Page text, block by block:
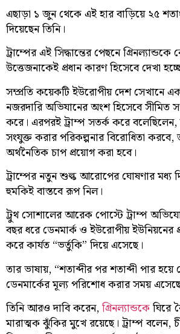
এছাড়া ১ জুন থেকে এই হার বাড়িয়ে ২৫
দিয়েছেন তিনি।
ট্রাম্পের এই সিদ্ধান্তের পেছনে
উত্তেজনাকেই প্রধান কারণ হিসেবে দেখা
সম্প্রতি কয়েকটি ইউরোপীয় দেশ সেখানে
নজরদারি অভিযানের অংশ হিসেবে সীমিত
করে। এরপরই ট্রাম্প সতর্ক করে বলেছিলেন,
সংযুক্ত করার পরিকল্পনার বিরোধিতা
অর্থনৈতিক চাপ প্রয়োগ করা হবে।
ট্রাম্পের নতুন শুল্ক আরোপের ঘোষণার মধ্য
হুমকিই বাস্তবে রূপ নিল।
ট্রুথ সোশালের আরেক পোস্টে ট্রাম্প
বছর ধরে ডেনমার্ক ও ইউরোপীয় ইউনিয়নের
করে কার্যত “ভর্তুকি” দিয়ে এসেছে।
তার ভাষায়, “শতাব্দীর পর শতাব্দী পার হয়ে
ডেনমার্কের মূল্য পরিশোধ করার সময়
তিনি আরও দাবি করেন,গ্রিনল্যান্ডকেঘিরে
মারাত্মক ঝুঁকির মুখে রয়েছে। ট্রাম্প বলেন,